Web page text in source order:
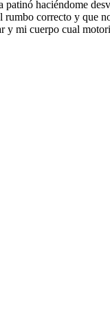
haciéndome
correcto y que
mi cuerpo cual